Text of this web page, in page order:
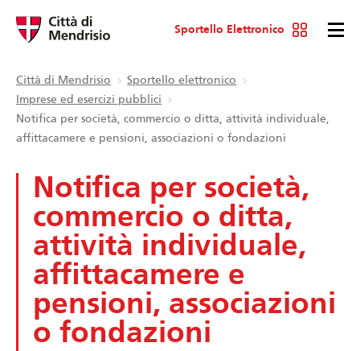
Sportello Elettronico
Città di Mendrisio
Sportello elettronico
Imprese ed esercizi pubblici
Notifica per società, commercio o ditta, attività individuale,
affittacamere e pensioni, associazioni o fondazioni
Notifica per società,
commercio o ditta,
attività individuale,
affittacamere e
pensioni, associazioni
o fondazioni